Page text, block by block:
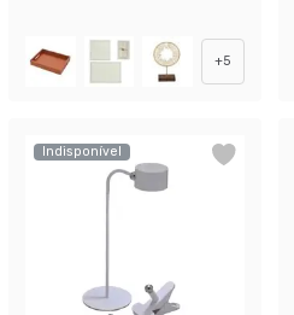
+5
Indisponível